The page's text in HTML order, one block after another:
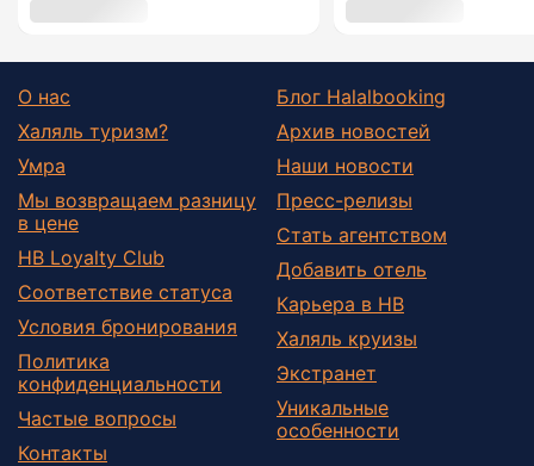
О нас
Халяль туризм?
Умра
Мы возвращаем разницу
в цене
HB Loyalty Club
Соответствие статуса
Условия бронирования
Политика
конфиденциальности
Частые вопросы
Контакты
Блог Halalbooking
Архив новостей
Наши новости
Пресс-релизы
Стать агентством
Добавить отель
Карьера в HB
Халяль круизы
Экстранет
Уникальные
особенности